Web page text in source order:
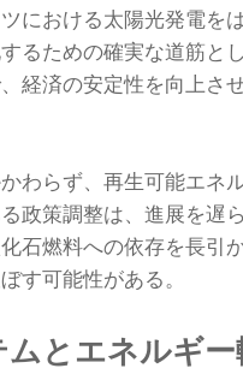
における太陽光発電を
るための確実な道筋と
経済の安定性を向上さ
わらず、再生可能エネ
政策調整は、進展を遅
石燃料への依存を長引
す可能性がある。
とエネルギ